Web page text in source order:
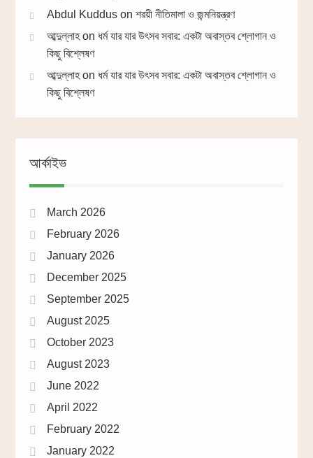
Abdul Kudduson শরয়ী নীতিমালা ও জন্মনিয়ন্ত্রণ
আব্দুল্লাহon ধর্ম যার যার উৎসব সবার: একটা অবাস্তব শ্লোগান ও
কিছু বিশ্লেষণ
আব্দুল্লাহon ধর্ম যার যার উৎসব সবার: একটা অবাস্তব শ্লোগান ও
কিছু বিশ্লেষণ
আর্কাইভ
March 2026
February 2026
January 2026
December 2025
September 2025
August 2025
October 2023
August 2023
June 2022
April 2022
February 2022
January 2022